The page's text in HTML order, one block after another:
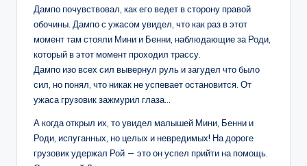
Дампо почувствовал, как его ведет в сторону правой
обочины. Дампо с ужасом увидел, что как раз в этот
момент там стояли Мини и Бенни, наблюдающие за Роди,
который в этот момент проходил трассу.
Дампо изо всех сил вывернул руль и загудел что было
сил, но понял, что никак не успевает остановится. От
ужаса грузовик зажмурил глаза…
А когда открыл их, то увидел малышей Мини, Бенни и
Роди, испуганных, но целых и невредимых! На дороге
грузовик удержал Рой — это он успел прийти на помощь.